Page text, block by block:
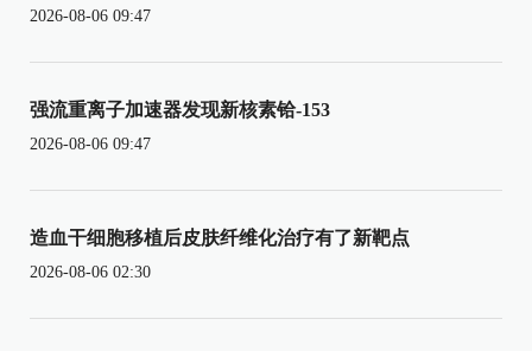
2026-08-06 09:47
强流重离子加速器发现新核素铪-153
2026-08-06 09:47
造血干细胞移植后皮肤纤维化治疗有了新靶点
2026-08-06 02:30